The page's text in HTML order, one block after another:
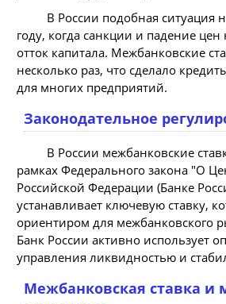
В России подобная ситуация
году, когда санкции и падение
отток капитала. Межбанковские
несколько раз, что сделало
для многих предприятий.
Законодательное
В России межбанковские
рамках Федерального закона "О
Российской Федерации (Банке
устанавливает ключевую ставку,
ориентиром для межбанковского
Банк России активно использует
управления ликвидностью и
Межбанковская ставка и